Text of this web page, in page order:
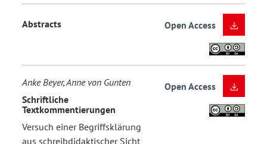
Abstracts Open Access
Anke Beyer, Anne von Gunten
Schriftliche
Textkommentierungen
Versuch einer Begriffsklärung
aus schreibdidaktischer Sicht
Open Access